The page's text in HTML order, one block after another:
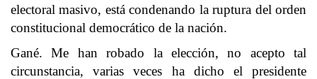
electoral masivo, está condenando la ruptura del orden
constitucional democrático de la nación.
Gané. Me han robado la elección, no acepto tal
circunstancia, varias veces ha dicho el presidente